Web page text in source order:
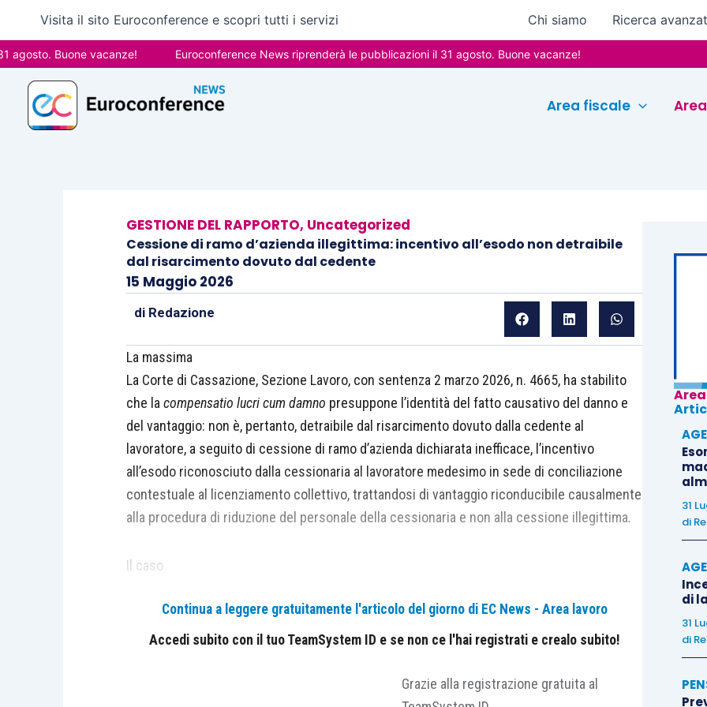
contenuto
Visita il sito Euroconference e scopri tutti i servizi Chi siamo Ricerca
Buone vacanze! Euroconference News riprenderà le pubblicazioni il 31 agosto. Buone vacanze!
Area fiscale
GESTIONE DEL RAPPORTO, Uncategorized
Cessione di ramo d’azienda illegittima: incentivo all’esodo non detraibile
dal risarcimento dovuto dal cedente
15 Maggio 2026
di Redazione
La massima
La Corte di Cassazione, Sezione Lavoro, con sentenza 2 marzo 2026, n. 4665, ha stabilito
che la compensatio lucri cum damno presuppone l’identità del fatto causativo del danno e
del vantaggio: non è, pertanto, detraibile dal risarcimento dovuto dalla cedente al
lavoratore, a seguito di cessione di ramo d’azienda dichiarata inefficace, l’incentivo
all’esodo riconosciuto dalla cessionaria al lavoratore medesimo in sede di conciliazione
contestuale al licenziamento collettivo, trattandosi di vantaggio riconducibile causalmente
alla procedura di riduzione del personale della cessionaria e non alla cessione illegittima.
Il caso
d’azienda avvenuta nel 2005, successivamente dichiarata nulla con effettiex tunc, con
conseguente reintegrazione del lavoratore presso il cedente nel 2018; nel periodo
poi licenziato nel 2009 a seguito di procedura di mobilità, accettando contestualmente un
incentivo all’esodo pari a 118.600 euro. In sede monitoria il lavoratore aveva richiesto il
Continua a leggere gratuitamente l'articolo del giorno di EC News - Area lavoro
Accedi subito con il tuo TeamSystem ID e se non ce l'hai registrati e crealo subito!
Grazie alla registrazione gratuita al
31
di
di
31
di